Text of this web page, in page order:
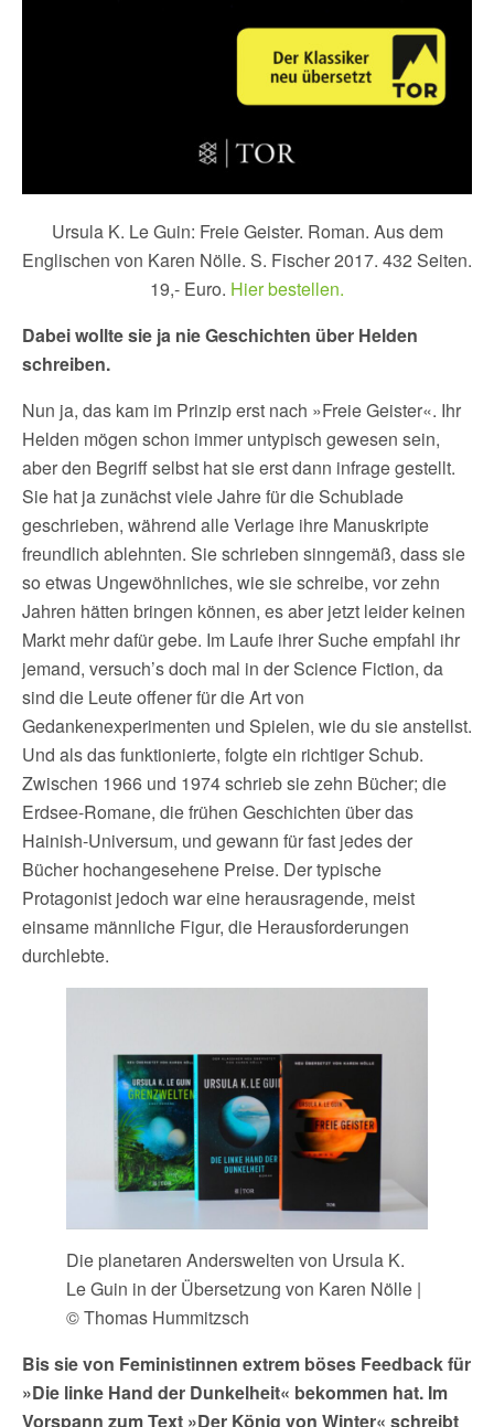
Ursula K. Le Guin: Freie Geister. Roman. Aus dem
Englischen von Karen Nölle. S. Fischer 2017. 432 Seiten.
19,- Euro. Hier bestellen.
Dabei wollte sie ja nie Geschichten über Helden
schreiben.
Nun ja, das kam im Prinzip erst nach »Freie Geister«. Ihr
Helden mögen schon immer untypisch gewesen sein,
aber den Begriff selbst hat sie erst dann infrage gestellt.
Sie hat ja zunächst viele Jahre für die Schublade
geschrieben, während alle Verlage ihre Manuskripte
freundlich ablehnten. Sie schrieben sinngemäß, dass sie
so etwas Ungewöhnliches, wie sie schreibe, vor zehn
Jahren hätten bringen können, es aber jetzt leider keinen
Markt mehr dafür gebe. Im Laufe ihrer Suche empfahl ihr
jemand, versuch’s doch mal in der Science Fiction, da
sind die Leute offener für die Art von
Gedankenexperimenten und Spielen, wie du sie anstellst.
Und als das funktionierte, folgte ein richtiger Schub.
Zwischen 1966 und 1974 schrieb sie zehn Bücher; die
Erdsee-Romane, die frühen Geschichten über das
Hainish-Universum, und gewann für fast jedes der
Bücher hochangesehene Preise. Der typische
Protagonist jedoch war eine herausragende, meist
einsame männliche Figur, die Herausforderungen
durchlebte.
Die planetaren Anderswelten von Ursula K.
Le Guin in der Übersetzung von Karen Nölle |
© Thomas Hummitzsch
Bis sie von Feministinnen extrem böses Feedback für
»Die linke Hand der Dunkelheit« bekommen hat. Im
Vorspann zum Text »Der König von Winter« schreibt